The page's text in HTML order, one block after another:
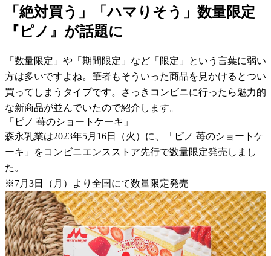
「絶対買う」「ハマりそう」数量限定
『ピノ』が話題に
「数量限定」や「期間限定」など「限定」という言葉に弱い
方は多いですよね。筆者もそういった商品を見かけるとつい
買ってしまうタイプです。さっきコンビニに行ったら魅力的
な新商品が並んでいたので紹介します。
「ピノ 苺のショートケーキ」
森永乳業は2023年5月16日（火）に、「ピノ 苺のショートケ
ーキ」をコンビニエンスストア先行で数量限定発売しまし
た。
※7月3日（月）より全国にて数量限定発売